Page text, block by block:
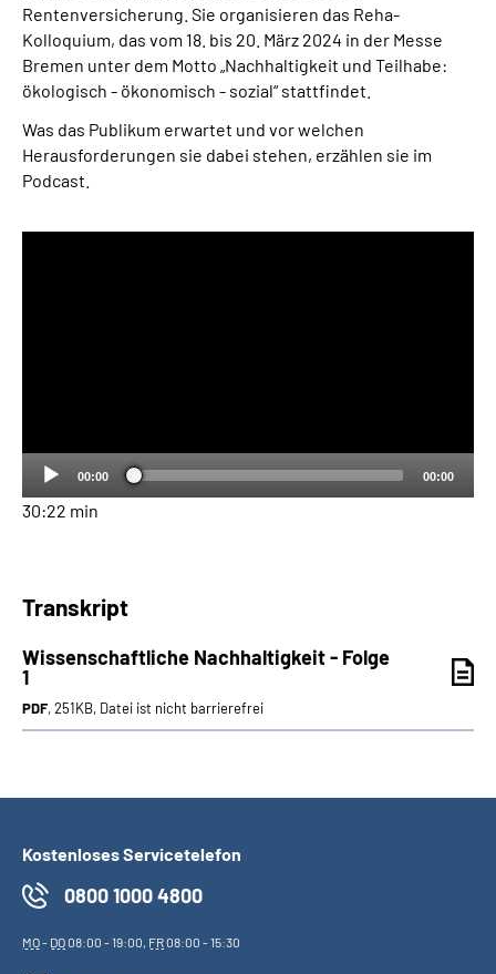
Rentenversicherung. Sie organisieren das Reha-
Kolloquium, das vom 18. bis 20. März 2024 in der Messe
Bremen unter dem Motto „Nachhaltigkeit und Teilhabe:
ökologisch - ökonomisch - sozial“ stattfindet.
Was das Publikum erwartet und vor welchen
Herausforderungen sie dabei stehen, erzählen sie im
Podcast.
00:00 00:00
30:22 min
Transkript
Wissenschaftliche Nachhaltigkeit - Folge
1
PDF, 251KB, Datei ist nicht barrierefrei
Kostenloses Servicetelefon
0800 1000 4800
MO- DO08:00 - 19:00, FR08:00 - 15:30